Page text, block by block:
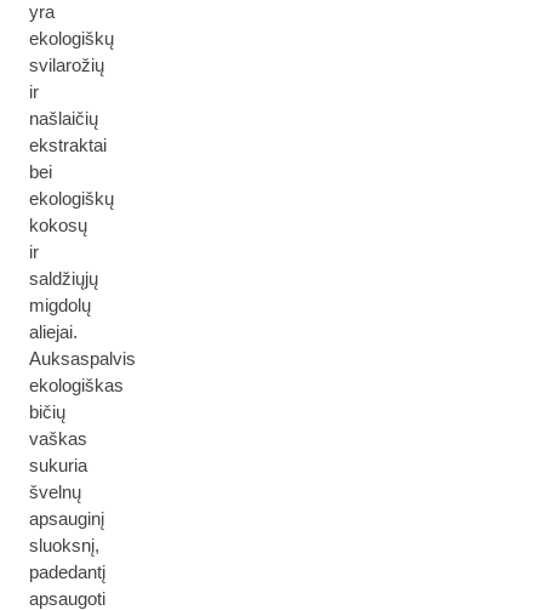
yra
ekologiškų
svilarožių
ir
našlaičių
ekstraktai
bei
ekologiškų
kokosų
ir
saldžiųjų
migdolų
aliejai.
Auksaspalvis
ekologiškas
bičių
vaškas
sukuria
švelnų
apsauginį
sluoksnį,
padedantį
apsaugoti